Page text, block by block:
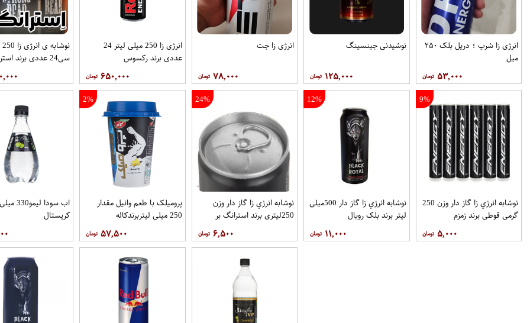
انرژی زا شرپ ؛ دریل بلک ۲۵۰
میل
۵۳,۰۰۰
نوشیدنی جینسینگ
۱۲۵,۰۰۰
انرژی زا جت
۷۸,۰۰۰
انرژی زا 250 میلی لیتر 24
عددی برند رکسوس
۶۵۰,۰۰۰
سی24 عددی برند استرانگ بر
9%
نوشابه انرژي زا گاز دار وزن 250
گرمی قوطي برند زمزم
۵,۰۰۰
12%
نوشابه انرژي زا گاز دار 500میلی
لیتر برند بلک رويال
۱۱,۰۰۰
24%
نوشابه انرژي زا گاز دار وزن
250لیتری برند استرانگ بر
۶,۵۰۰
2%
پرومیلک با طعم وانیل مقدار
250 میلی لیتربرندکاله
۵۷,۵۰۰
اب سودا
کريستال